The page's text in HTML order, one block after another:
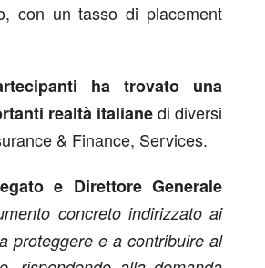
con un tasso di placement
ha trovato una
realtà italianedi diversi
& Finance, Services.
e Direttore Generale
concreto indirizzato ai
proteggere e a contribuire al